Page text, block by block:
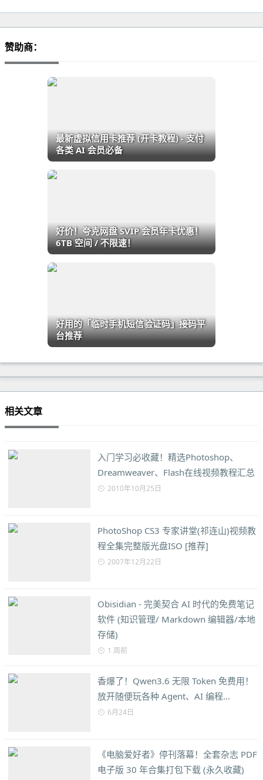
赞助商：
最新虚拟信用卡推荐 (开卡教程) - 支付
各类 AI 会员必备
好价！夸克网盘 SVIP 会员年卡优惠！
6TB 空间 / 不限速！
好用的「临时手机短信验证码」接码平
台推荐
相关文章
入门学习必收藏！精选Photoshop、
Dreamweaver、Flash在线视频教程汇总
2010年10月25日
PhotoShop CS3 专家讲堂(祁连山)视频教
程全集完整版光盘ISO [推荐]
2007年12月22日
Obisidian - 完美契合 AI 时代的免费笔记
软件 (知识管理/ Markdown 编辑器/本地
存储)
1 周前
香爆了！Qwen3.6 无限 Token 免费用！
放开随便玩各种 Agent、AI 编程…
6月24日
《电脑爱好者》停刊落幕！全套杂志 PDF
电子版 30 年合集打包下载 (永久收藏)